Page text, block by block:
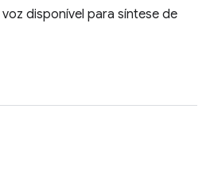
disponível para síntese de